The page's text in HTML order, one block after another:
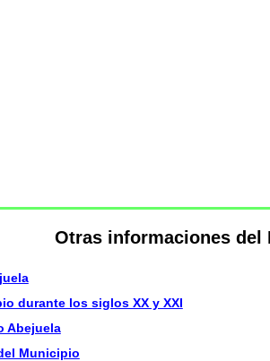
Otras informaciones del
durante los siglos XX y XXI
Abejuela
Municipio